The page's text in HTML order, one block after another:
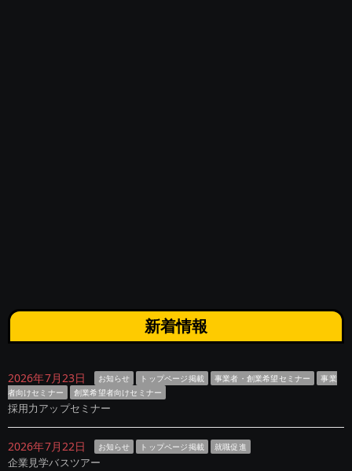
新着情報
2026年7月23日 お知らせ トップページ掲載 事業者・創業希望セミナー
事業
者向けセミナー
創業希望者向けセミナー
採用力アップセミナー
2026年7月22日 お知らせ トップページ掲載 就職促進
企業見学バスツアー